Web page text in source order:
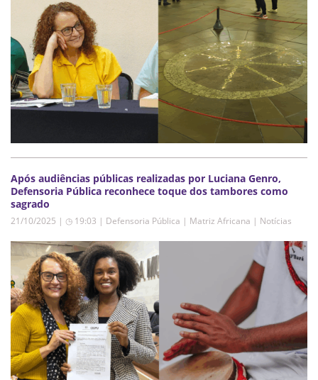
Após audiências públicas realizadas por Luciana Genro,
Defensoria Pública reconhece toque dos tambores como
sagrado
21/10/2025 | ◷ 19:03 | Defensoria Pública | Matriz Africana | Notícias